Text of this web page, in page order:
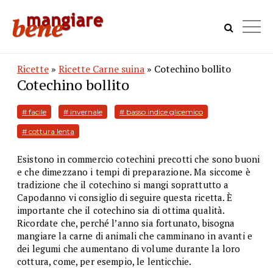
Ricette » Ricette Carne suina » Cotechino bollito
Cotechino bollito
# facile # invernale # basso indice glicemico
# cottura lenta
Esistono in commercio cotechini precotti che sono buoni
e che dimezzano i tempi di preparazione. Ma siccome è
tradizione che il cotechino si mangi soprattutto a
Capodanno vi consiglio di seguire questa ricetta. È
importante che il cotechino sia di ottima qualità.
Ricordate che, perché l’anno sia fortunato, bisogna
mangiare la carne di animali che camminano in avanti e
dei legumi che aumentano di volume durante la loro
cottura, come, per esempio, le lenticchie.